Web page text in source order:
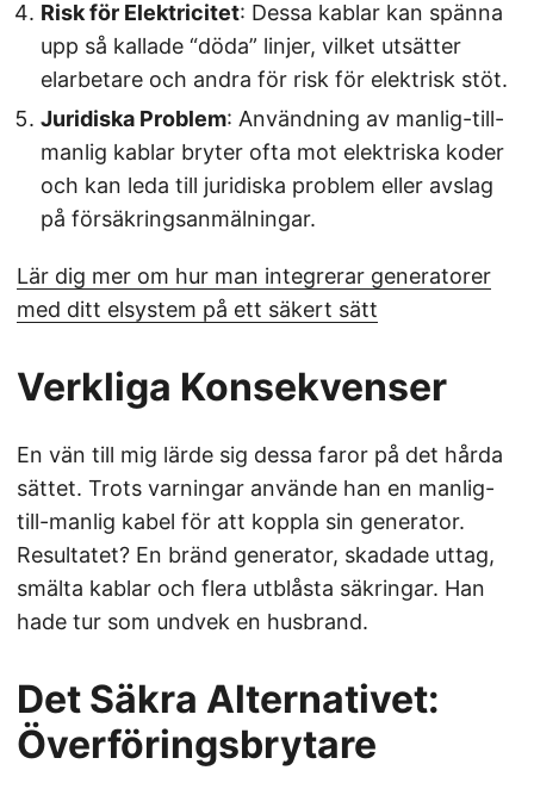
Risk för Elektricitet: Dessa kablar kan spänna
upp så kallade “döda” linjer, vilket utsätter
elarbetare och andra för risk för elektrisk stöt.
Juridiska Problem: Användning av manlig-till-
manlig kablar bryter ofta mot elektriska koder
och kan leda till juridiska problem eller avslag
på försäkringsanmälningar.
Lär dig mer om hur man integrerar generatorer
med ditt elsystem på ett säkert sätt
Verkliga Konsekvenser
En vän till mig lärde sig dessa faror på det hårda
sättet. Trots varningar använde han en manlig-
till-manlig kabel för att koppla sin generator.
Resultatet? En bränd generator, skadade uttag,
smälta kablar och flera utblåsta säkringar. Han
hade tur som undvek en husbrand.
Det Säkra Alternativet:
Överföringsbrytare